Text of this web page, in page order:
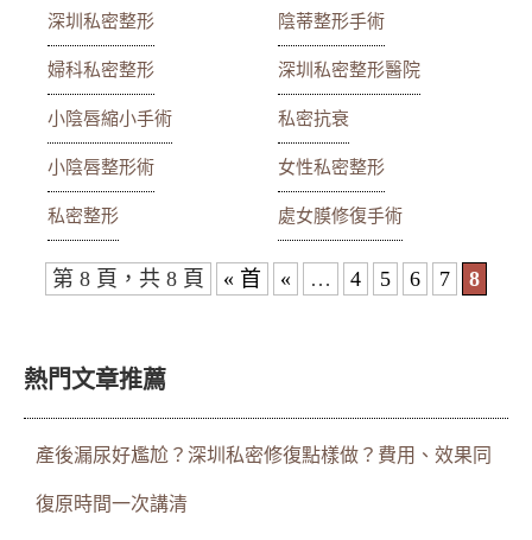
深圳私密整形 陰蒂整形手術
婦科私密整形 深圳私密整形醫院
小陰唇縮小手術 私密抗衰
小陰唇整形術 女性私密整形
私密整形 處女膜修復手術
第 8 頁，共 8 頁 « 首 « … 4 5 6 7 8
熱門文章推薦
產後漏尿好尷尬？深圳私密修復點樣做？費用、效果同
復原時間一次講清